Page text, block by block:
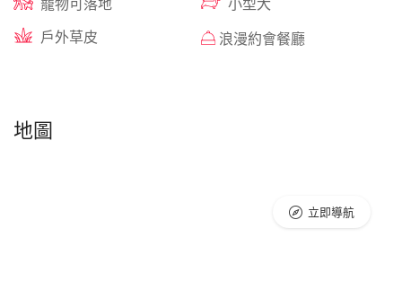
寵物可落地
小型犬
戶外草皮
浪漫約會餐廳
地圖
立即導航